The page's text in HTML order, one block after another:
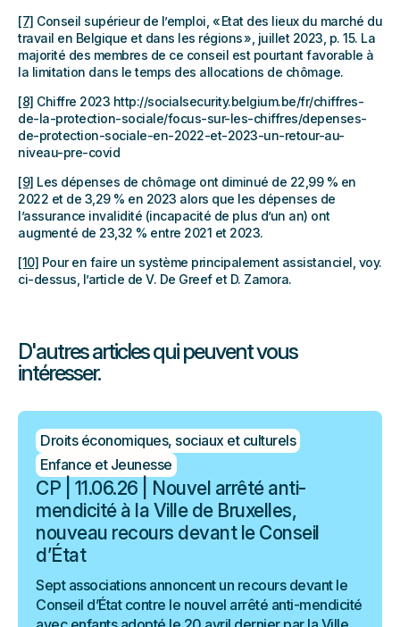
[7] Conseil supérieur de l’emploi, « Etat des lieux du marché du
travail en Belgique et dans les régions », juillet 2023, p. 15. La
majorité des membres de ce conseil est pourtant favorable à
la limitation dans le temps des allocations de chômage.
[8] Chiffre 2023 http://socialsecurity.belgium.be/fr/chiffres-
de-la-protection-sociale/focus-sur-les-chiffres/depenses-
de-protection-sociale-en-2022-et-2023-un-retour-au-
niveau-pre-covid
[9] Les dépenses de chômage ont diminué de 22,99 % en
2022 et de 3,29 % en 2023 alors que les dépenses de
l’assurance invalidité (incapacité de plus d’un an) ont
augmenté de 23,32 % entre 2021 et 2023.
[10] Pour en faire un système principalement assistanciel, voy.
ci-dessus, l’article de V. De Greef et D. Zamora.
D'autres articles qui peuvent vous
intéresser.
Droits économiques, sociaux et culturels
Enfance et Jeunesse
CP | 11.06.26 | Nouvel arrêté anti-
mendicité à la Ville de Bruxelles,
nouveau recours devant le Conseil
d’État
Sept associations annoncent un recours devant le
Conseil d’État contre le nouvel arrêté anti-mendicité